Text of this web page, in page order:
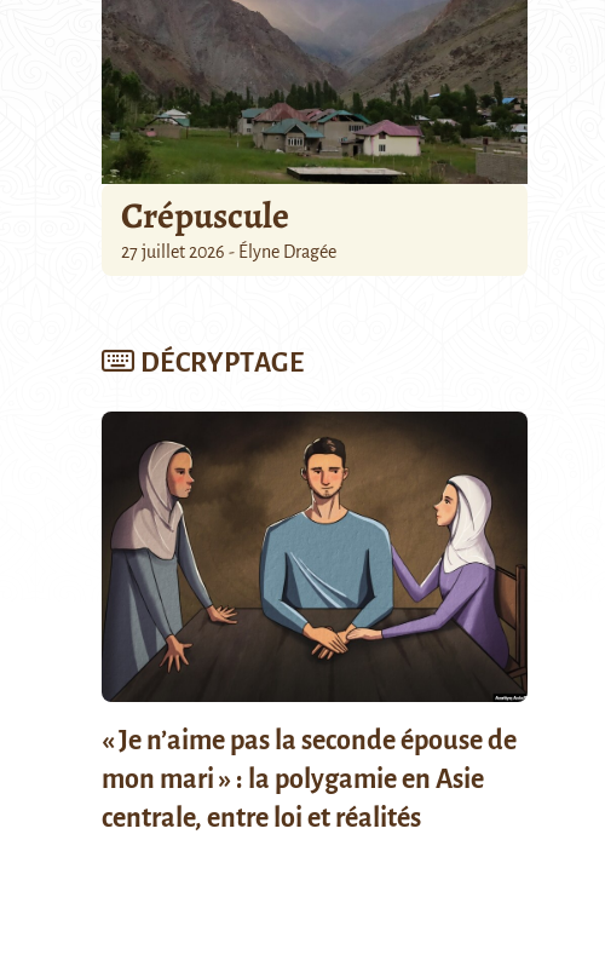
Crépuscule
27 juillet 2026 - Élyne Dragée
DÉCRYPTAGE
« Je n’aime pas la seconde épouse de
mon mari » : la polygamie en Asie
centrale, entre loi et réalités